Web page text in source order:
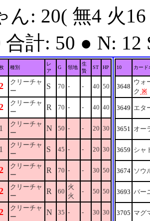
ん: 20( 無4 火
計: 50 ● N: 12
種別
レ
ア
G 領地
生
贄
ST HP
クリーチャ
ー
S 70 - - 40 50
クリーチャ
ー
R 70 - - 40 40
1
クリーチャ
ー
N 50 - - 20 30
1
クリーチャ
ー
S 45 - - 20 30
クリーチャ
ー
R 70 - - 30 50
クリーチャ
ー
R 60
火
火
- 50 50
クリーチャ
ー
N 35 - - 30 30
10 カード
3648
ウォ
ク ※
3649 エタ
3651 オー
3659 シャ
3674 ソウ
3693 バー
3705 マグ